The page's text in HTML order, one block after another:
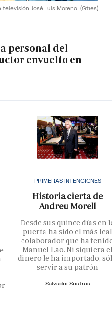
televisión José Luis Moreno. (Gtres)
personal del
envuelto en
PRIMERAS INTENCIONES
Historia cierta de
Andreu Morell
Desde sus quince días en
puerta ha sido el más leal
colaborador que ha
Manuel Lao. Ni siquiera
dinero le ha importado,
servir a su patrón
Salvador Sostres